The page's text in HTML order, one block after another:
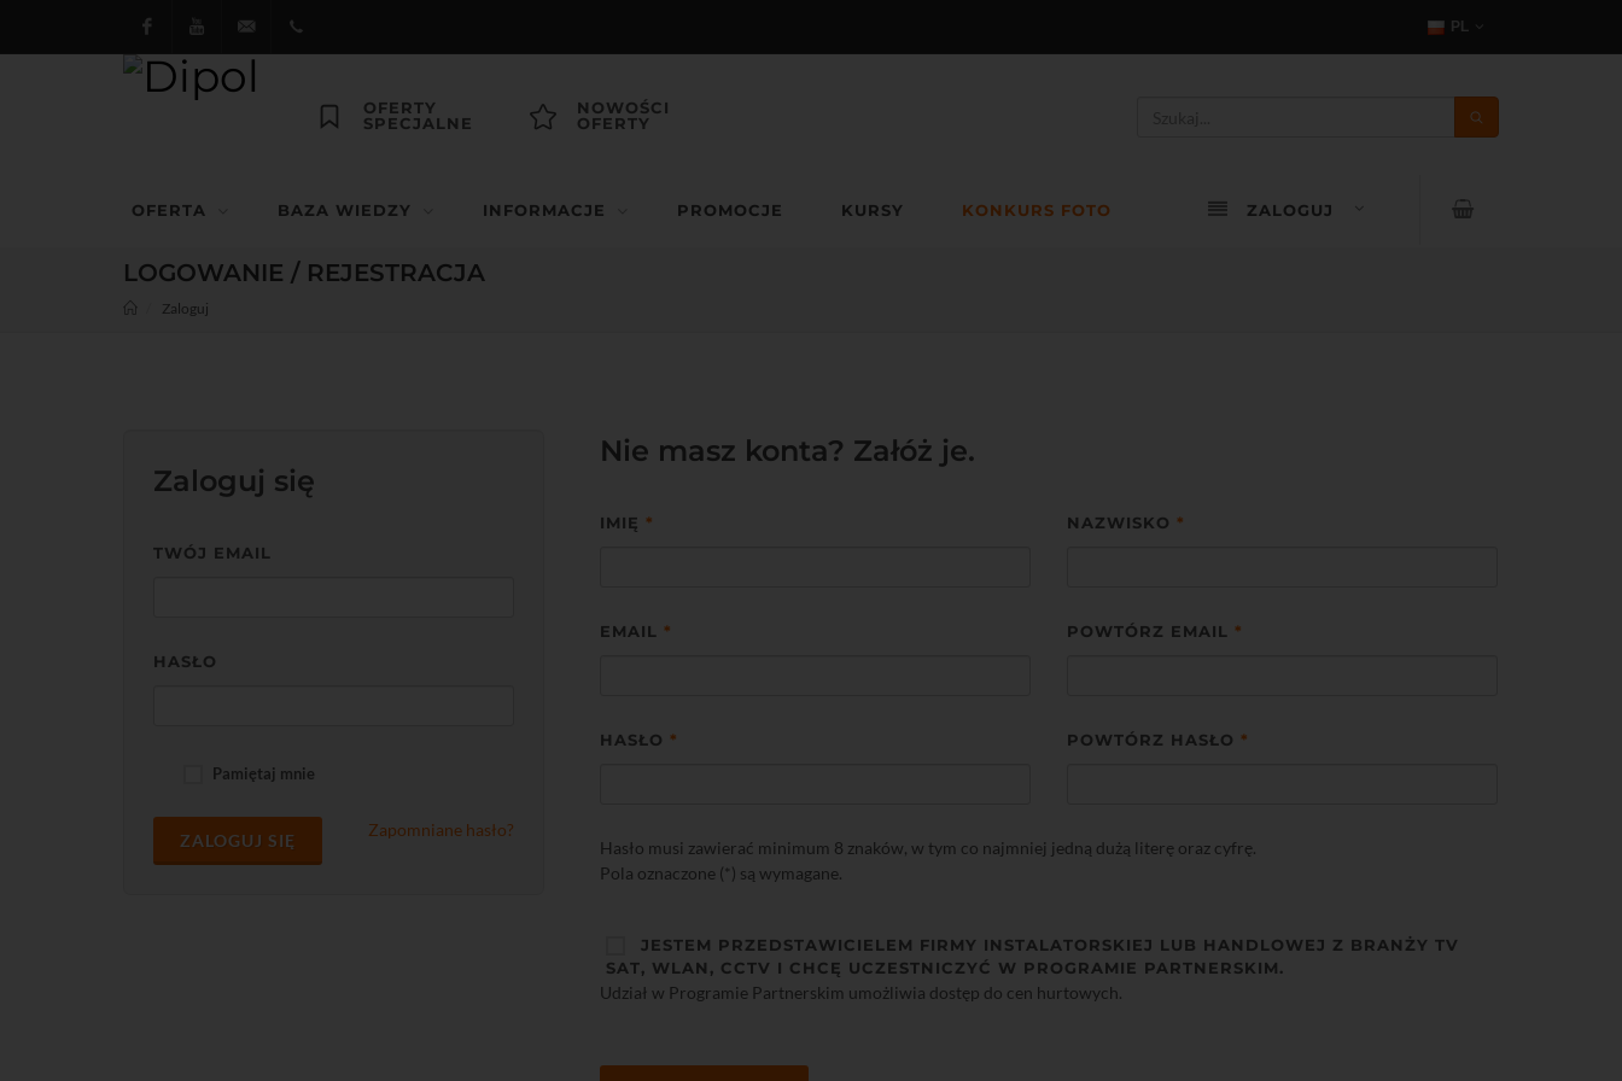
FacebookYoutubedipol@dipol.com.pl
PL
OFERTY
SPECJALNE
NOWOŚCI
OFERTY
OFERTA BAZA WIEDZY INFORMACJE PROMOCJE KURSY KONKURS FOTO ZALOGUJ
LOGOWANIE / REJESTRACJA
Zaloguj
Zaloguj się
TWÓJ EMAIL
HASŁO
Pamiętaj mnie
ZALOGUJ SIĘ
Zapomniane hasło?
Nie masz konta? Załóż je.
IMIĘ * NAZWISKO *
EMAIL * POWTÓRZ EMAIL *
HASŁO * POWTÓRZ HASŁO *
Hasło musi zawierać minimum 8 znaków, w tym co najmniej jedną dużą literę oraz cyfrę.
Pola oznaczone (*) są wymagane.
JESTEM PRZEDSTAWICIELEM FIRMY INSTALATORSKIEJ LUB HANDLOWEJ Z BRANŻY TV
SAT, WLAN, CCTV I CHCĘ UCZESTNICZYĆ W PROGRAMIE PARTNERSKIM.
Udział w Programie Partnerskim umożliwia dostęp do cen hurtowych.